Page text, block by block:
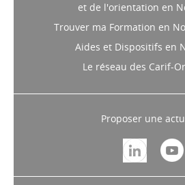
et de l'orientation en
Trouver ma Formation en
Aides et Dispositifs en
Le réseau des Carif-
Proposer une